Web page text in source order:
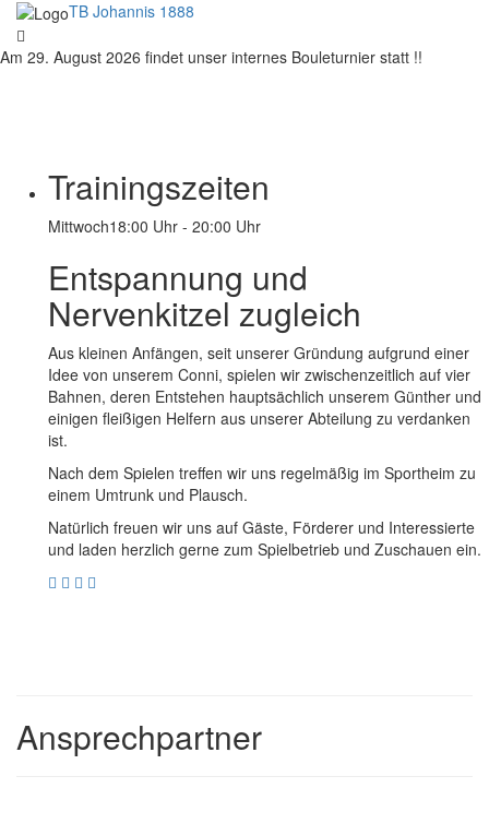
TB Johannis 1888
Am 29. August 2026 findet unser internes Bouleturnier statt !!
Trainingszeiten
Mittwoch18:00 Uhr - 20:00 Uhr
Entspannung und
Nervenkitzel zugleich
Aus kleinen Anfängen, seit unserer Gründung aufgrund einer
Idee von unserem Conni, spielen wir zwischenzeitlich auf vier
Bahnen, deren Entstehen hauptsächlich unserem Günther und
einigen fleißigen Helfern aus unserer Abteilung zu verdanken
ist.
Nach dem Spielen treffen wir uns regelmäßig im Sportheim zu
einem Umtrunk und Plausch.
Natürlich freuen wir uns auf Gäste, Förderer und Interessierte
und laden herzlich gerne zum Spielbetrieb und Zuschauen ein.
Ansprechpartner